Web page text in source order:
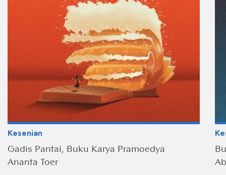
Kesenian
Gadis Pantai, Buku Karya Pramoedya
Ananta Toer